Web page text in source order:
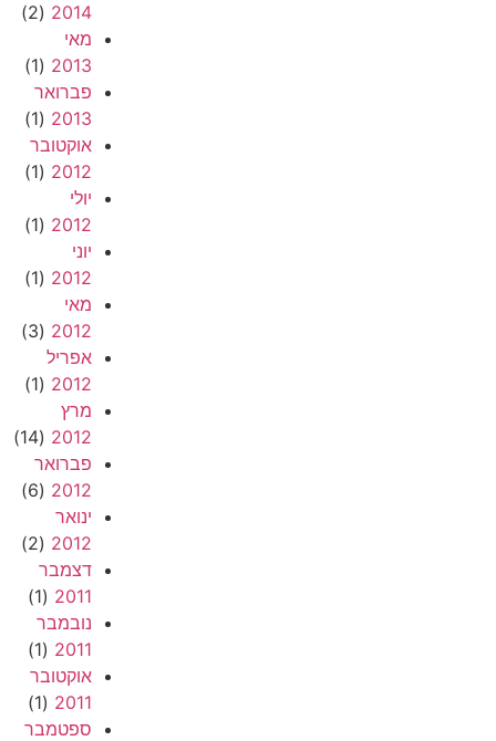
2014
(2)
מאי
2013
(1)
פברואר
2013
(1)
אוקטובר
2012
(1)
יולי
2012
(1)
יוני
2012
(1)
מאי
2012
(3)
אפריל
2012
(1)
מרץ
2012
(14)
פברואר
2012
(6)
ינואר
2012
(2)
דצמבר
2011
(1)
נובמבר
2011
(1)
אוקטובר
2011
(1)
ספטמבר